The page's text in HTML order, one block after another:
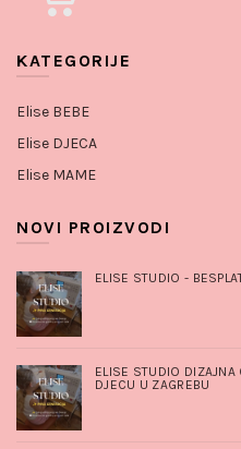
KATEGORIJE
Elise BEBE
Elise DJECA
Elise MAME
NOVI PROIZVODI
ELISE STUDIO -
ELISE STUDIO DIZAJNA
DJECU U ZAGREBU